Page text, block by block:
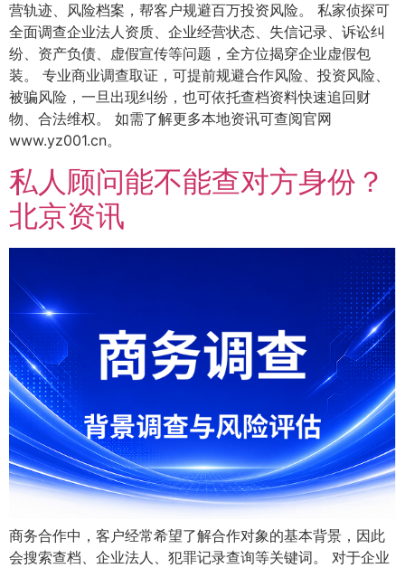
营轨迹、风险档案，帮客户规避百万投资风险。 私家侦探可
全面调查企业法人资质、企业经营状态、失信记录、诉讼纠
纷、资产负债、虚假宣传等问题，全方位揭穿企业虚假包
装。 专业商业调查取证，可提前规避合作风险、投资风险、
被骗风险，一旦出现纠纷，也可依托查档资料快速追回财
物、合法维权。 如需了解更多本地资讯可查阅官网
www.yz001.cn。
私人顾问能不能查对方身份？
北京资讯
商务合作中，客户经常希望了解合作对象的基本背景，因此
会搜索查档、企业法人、犯罪记录查询等关键词。 对于企业